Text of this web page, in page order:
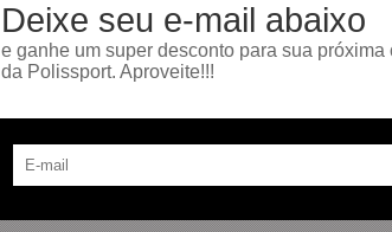
Deixe seu e-mail abaixo
e ganhe um super desconto para sua próxima
da Polissport. Aproveite!!!
Nota 10
Excelente.